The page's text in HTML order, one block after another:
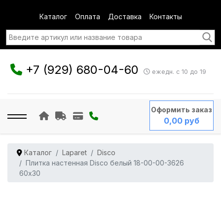
Каталог Оплата Доставка Контакты
+7 (929) 680-04-60 ежедн. с 10 до 19
Оформить заказ
0,00 руб
Каталог Laparet
Disco
Плитка настенная Disco белый 18-00-00-3626
60x30